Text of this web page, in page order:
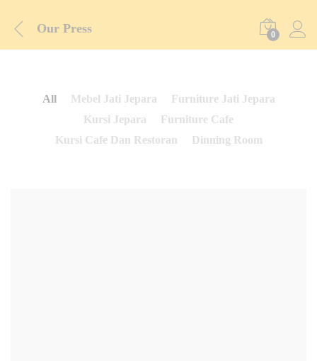
Our Press 0
All Mebel Jati Jepara
Furniture Jati Jepara
Kursi Jepara
Furniture Cafe
Kursi Cafe Dan Restoran
Dinning Room